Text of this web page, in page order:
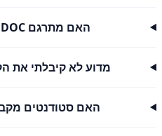
האם מתרגם OpenL DOC בחינם?
מדוע לא קיבלתי את
האם סטודנטים